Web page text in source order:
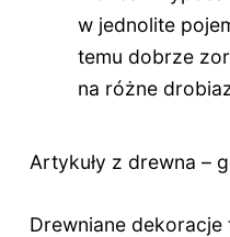
w jednolite
temu dobrze
na różne
Artykuły z drewna –
Drewniane